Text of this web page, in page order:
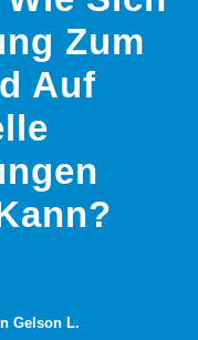
Zum
Auf
Gelson L.